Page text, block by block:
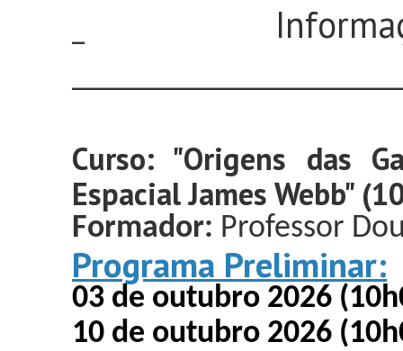
Curso: "Origens das
Espacial James Webb"
Formador: Professor
Programa Preliminar:
03 de outubro 2026
10 de outubro 2026